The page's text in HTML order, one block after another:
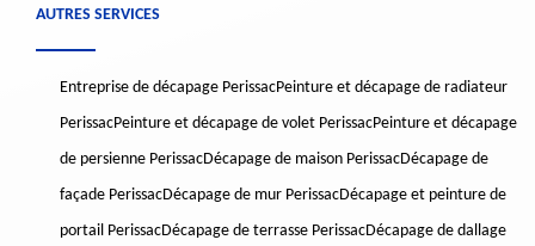
AUTRES SERVICES
Entreprise de décapage PerissacPeinture et décapage de radiateur
PerissacPeinture et décapage de volet PerissacPeinture et décapage
de persienne PerissacDécapage de maison PerissacDécapage de
façade PerissacDécapage de mur PerissacDécapage et peinture de
portail PerissacDécapage de terrasse PerissacDécapage de dallage